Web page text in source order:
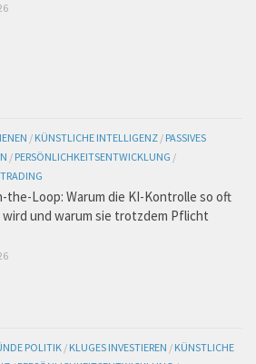
/ KÜNSTLICHE INTELLIGENZ / PASSIVES
/ PERSÖNLICHKEITSENTWICKLUNG /
the-Loop: Warum die KI-Kontrolle so oft
wird und warum sie trotzdem Pflicht
POLITIK / KLUGES INVESTIEREN / KÜNSTLICHE